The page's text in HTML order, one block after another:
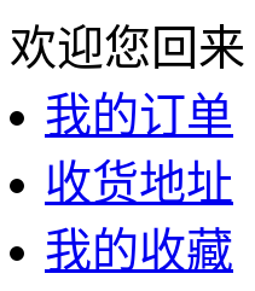
欢迎您回来
我的订单
收货地址
我的收藏